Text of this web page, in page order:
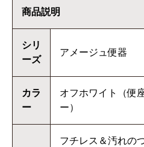
商品説明
シリ
ーズ
アメージュ便器
カラ
ー
オフホワイト（便
ー）
フチレス＆汚れの